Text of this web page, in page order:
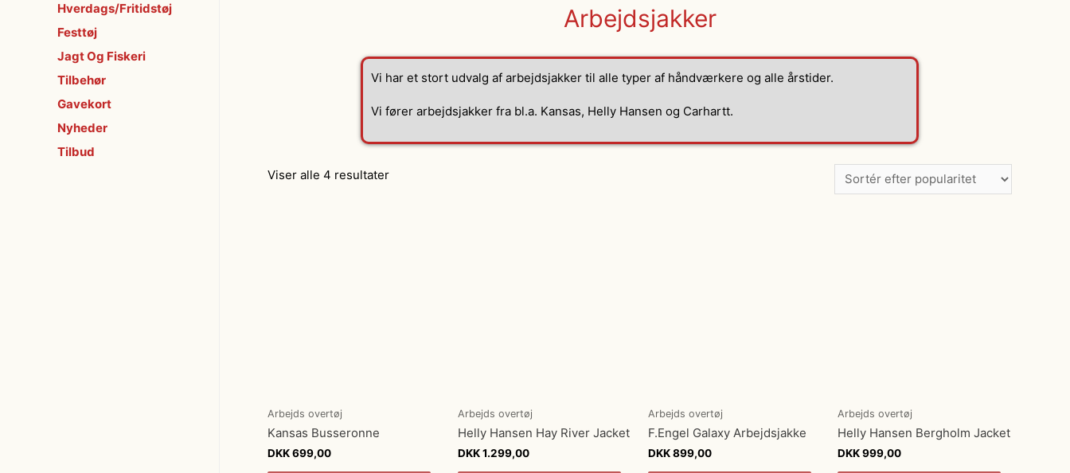
Hverdags/Fritidstøj
Festtøj
Jagt Og Fiskeri
Tilbehør
Gavekort
Nyheder
Tilbud
Arbejdsjakker
Vi har et stort udvalg af arbejdsjakker til alle typer af håndværkere og alle årstider.
Vi fører arbejdsjakker fra bl.a. Kansas, Helly Hansen og Carhartt.
Viser alle 4 resultater
Arbejds overtøj
Kansas Busseronne
DKK699,00
Arbejds overtøj
Helly Hansen Hay River Jacket
DKK1.299,00
Arbejds overtøj
F.Engel Galaxy Arbejdsjakke
DKK899,00
Arbejds overtøj
Helly Hansen Bergholm Jacket
DKK999,00